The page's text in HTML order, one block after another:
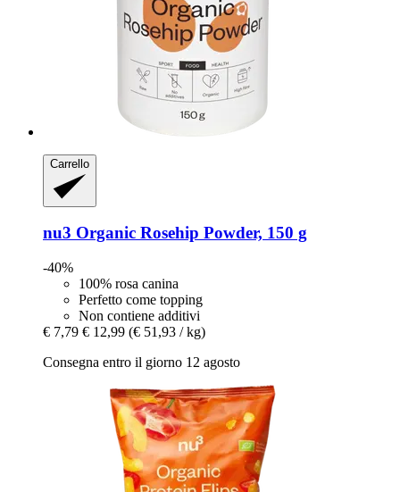
Carrello
nu3 Organic Rosehip Powder, 150 g
-40%
100% rosa canina
Perfetto come topping
Non contiene additivi
€ 7,79 € 12,99 (€ 51,93 / kg)
Consegna entro il giorno 12 agosto